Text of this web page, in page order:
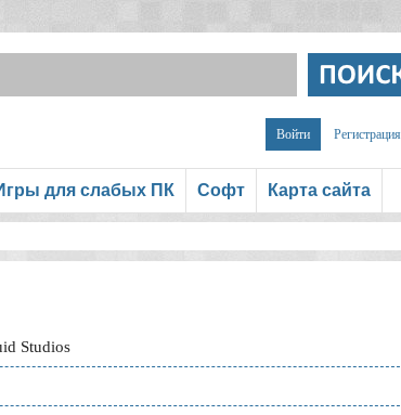
Войти Регистрация
для слабых ПК Софт Карта сайта
Studios